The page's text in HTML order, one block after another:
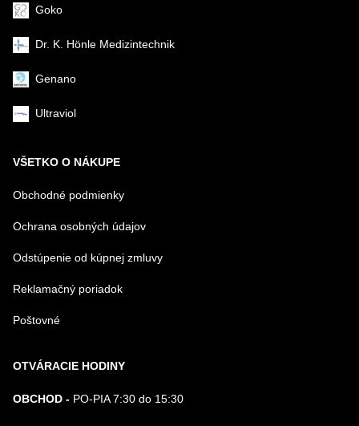
Goko
Dr. K. Hönle Medizintechnik
Genano
Ultraviol
VŠETKO O NÁKUPE
Obchodné podmienky
Ochrana osobných údajov
Odstúpenie od kúpnej zmluvy
Reklamačný poriadok
Poštovné
OTVÁRACIE HODINY
OBCHOD - PO-PIA 7:30 do 15:30